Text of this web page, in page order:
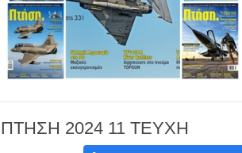
ΠΤΗΣΗ 2024 11 ΤΕΥΧΗ